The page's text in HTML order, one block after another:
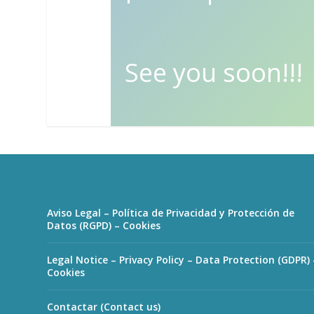
See you soon!!!
Aviso Legal – Política de Privacidad y Protección de
Datos (RGPD) – Cookies
Legal Notice – Privacy Policy – Data Protection (GDPR)
Cookies
Contactar (Contact us)